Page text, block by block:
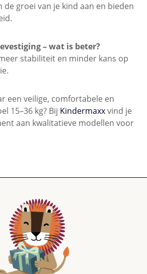
de groei van je kind aan en bieden
– wat is beter?
stabiliteit en minder kans op
een veilige, comfortabele en
15–36 kg? Bij Kindermaxxvind je
aan kwalitatieve modellen voor